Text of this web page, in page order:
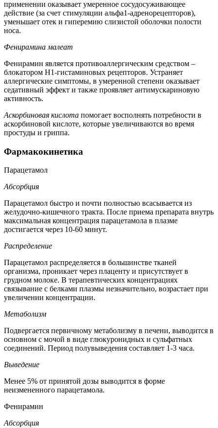
применении оказывает умеренное сосудосуживающее
действие (за счет стимуляции альфа1-адренорецепторов),
уменьшает отек и гиперемию слизистой оболочки полости
носа.
Фенирамина малеат
Фенирамин является противоаллергическим средством –
блокатором Н1-гистаминовых рецепторов. Устраняет
аллергические симптомы, в умеренной степени оказывает
седативный эффект и также проявляет антимускариновую
активность.
Аскорбиновая кислота помогает восполнять потребности в
аскорбиновой кислоте, которые увеличиваются во время
простуды и гриппа.
Фармакокинетика
Парацетамол
Абсорбция
Парацетамол быстро и почти полностью всасывается из
желудочно-кишечного тракта. После приема препарата внутрь
максимальная концентрация парацетамола в плазме
достигается через 10-60 минут.
Распределение
Парацетамол распределяется в большинстве тканей
организма, проникает через плаценту и присутствует в
грудном молоке. В терапевтических концентрациях
связывание с белками плазмы незначительно, возрастает при
увеличении концентрации.
Метаболизм
Подвергается первичному метаболизму в печени, выводится в
основном с мочой в виде глюкуронидных и сульфатных
соединений. Период полувыведения составляет 1-3 часа.
Выведение
Менее 5% от принятой дозы выводится в форме
неизмененного парацетамола.
Фенирамин
Абсорбция